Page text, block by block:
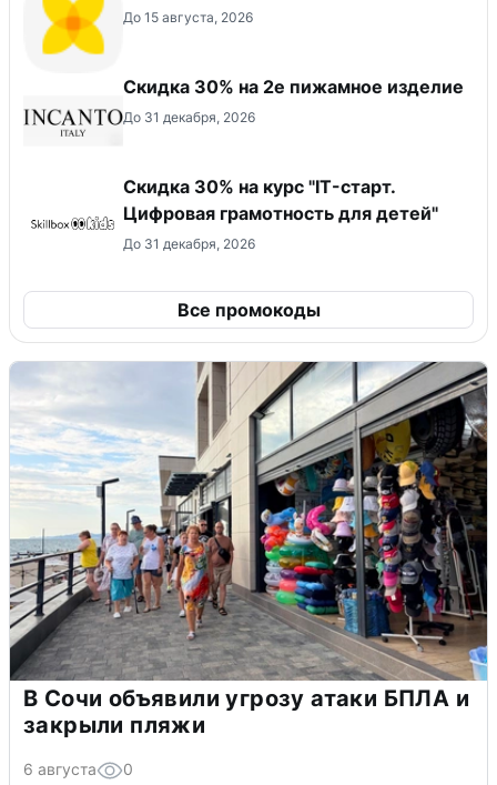
До 15 августа, 2026
Скидка 30% на 2е пижамное изделие
До 31 декабря, 2026
Скидка 30% на курс "IT-старт.
Цифровая грамотность для детей"
До 31 декабря, 2026
Все промокоды
В Сочи объявили угрозу атаки БПЛА и
закрыли пляжи
6 августа 0